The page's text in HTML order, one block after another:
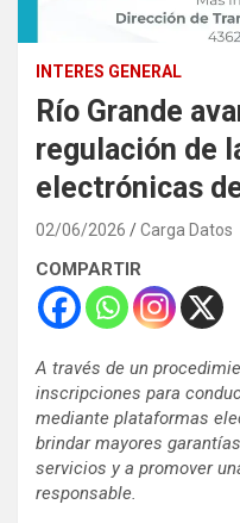
INTERES GENERAL
Río Grande
regulación de
electrónicas
02/06/2026 Carga Datos
COMPARTIR
A través de un
inscripciones para
mediante plataformas
brindar mayores
servicios y a promover
responsable.